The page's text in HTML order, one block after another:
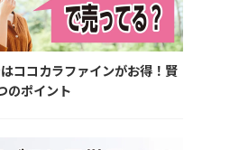
ココカラファインがお得！賢
のポイント